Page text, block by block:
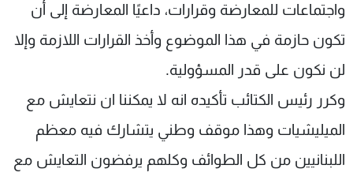
واجتماعات للمعارضة وقرارات، داعيًا المعارضة إلى أن
تكون حازمة في هذا الموضوع وأخذ القرارات اللازمة وإلا
لن نكون على قدر المسؤولية.
وكرر رئيس الكتائب تأكيده انه لا يمكننا ان نتعايش مع
الميليشيات وهذا موقف وطني يتشارك فيه معظم
اللبنانيين من كل الطوائف وكلهم يرفضون التعايش مع